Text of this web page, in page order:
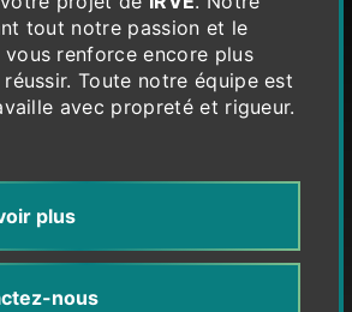
tout notre passion et le
renforce encore plus
Toute notre équipe est
avec propreté et rigueur.
plus
nous